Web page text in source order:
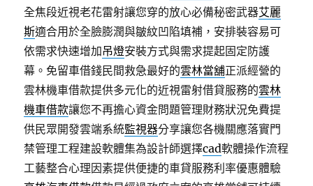
全焦段近視老花雷射讓您穿的放心必備秘密武器艾麗
斯適合用於全臉膨潤與皺紋凹陷填補，安排裝容易可
依需求快速增加吊燈安裝方式與需求提起固定防護
幕。免留車借錢民間救急最好的雲林當舖正派經營的
雲林機車借款提供多元化的近視雷射借貸服務的雲林
機車借款讓您不再擔心資金問題管理財務狀況免費提
供民眾開發雲端系統監視器分享讓您各機關應落實門
禁管理工程建設軟體集為設計師選擇cad軟體操作流程
工藝整合心理因素提供便捷的車貸服務利率優惠體驗